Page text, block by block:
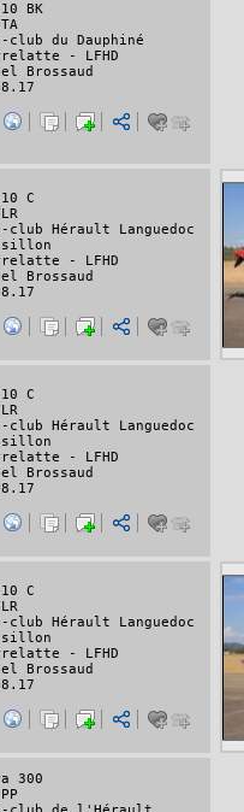
BK
club du Dauphiné
- LFHD
Brossaud
C
club Hérault Languedoc
- LFHD
Brossaud
C
club Hérault Languedoc
- LFHD
Brossaud
C
club Hérault Languedoc
- LFHD
Brossaud
300